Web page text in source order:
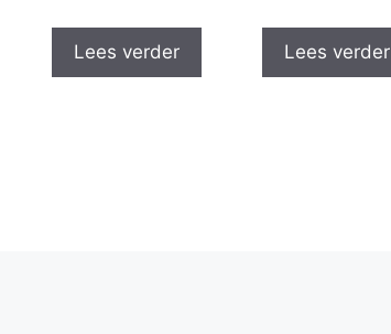
Lees verder Lees verder